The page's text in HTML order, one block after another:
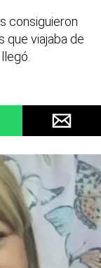
consiguieron
que viajaba de